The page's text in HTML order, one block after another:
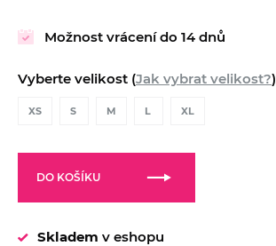
Možnost vrácení do 14 dnů
Vyberte velikost (Jak vybrat velikost?)
XS S M L XL
DO KOŠÍKU
Skladem v eshopu